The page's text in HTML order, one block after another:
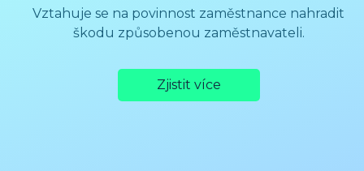
Vztahuje se na povinnost zaměstnance nahradit
škodu způsobenou zaměstnavateli.
Zjistit více